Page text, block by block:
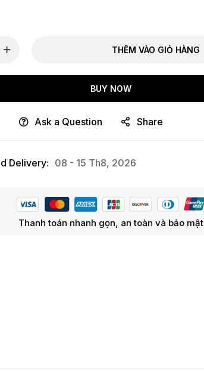
THÊM VÀO GIỎ HÀNG
BUY NOW
Ask a Question Share
Delivery: 08 - 15 Th8, 2026
Thanh toán nhanh gọn, an toàn và bảo mật